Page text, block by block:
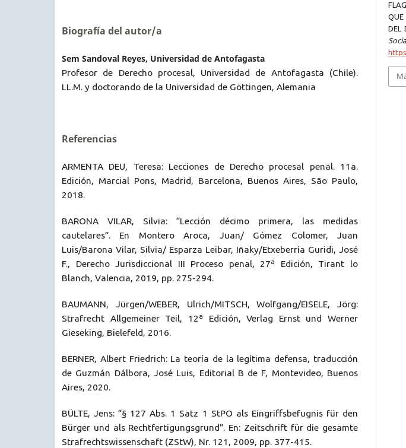
Biografía del autor/a
Sem Sandoval Reyes, Universidad de Antofagasta
Profesor de Derecho procesal, Universidad de Antofagasta (Chile).
LL.M. y doctorando de la Universidad de Göttingen, Alemania
Referencias
ARMENTA DEU, Teresa: Lecciones de Derecho procesal penal. 11a.
Edición, Marcial Pons, Madrid, Barcelona, Buenos Aires, São Paulo,
2018.
BARONA VILAR, Silvia: “Lección décimo primera, las medidas
cautelares”. En Montero Aroca, Juan/ Gómez Colomer, Juan
Luis/Barona Vilar, Silvia/ Esparza Leibar, Iñaky/Etxeberría Guridi, José
F., Derecho Jurisdiccional III Proceso penal, 27ª Edición, Tirant lo
Blanch, Valencia, 2019, pp. 275-294.
BAUMANN, Jürgen/WEBER, Ulrich/MITSCH, Wolfgang/EISELE, Jörg:
Strafrecht Allgemeiner Teil, 12ª Edición, Verlag Ernst und Werner
Gieseking, Bielefeld, 2016.
BERNER, Albert Friedrich: La teoría de la legítima defensa, traducción
de Guzmán Dálbora, José Luis, Editorial B de F, Montevideo, Buenos
Aires, 2020.
BÜLTE, Jens: “§ 127 Abs. 1 Satz 1 StPO als Eingriffsbefugnis für den
Bürger und als Rechtfertigungsgrund”. En: Zeitschrift für die gesamte
Strafrechtswissenschaft (ZStW), Nr. 121, 2009, pp. 377-415.
QUE
DEL